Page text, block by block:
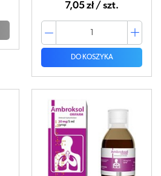
7,05 zł / szt.
DO KOSZYKA